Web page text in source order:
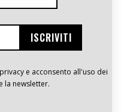
e acconsento all'uso dei
la newsletter.